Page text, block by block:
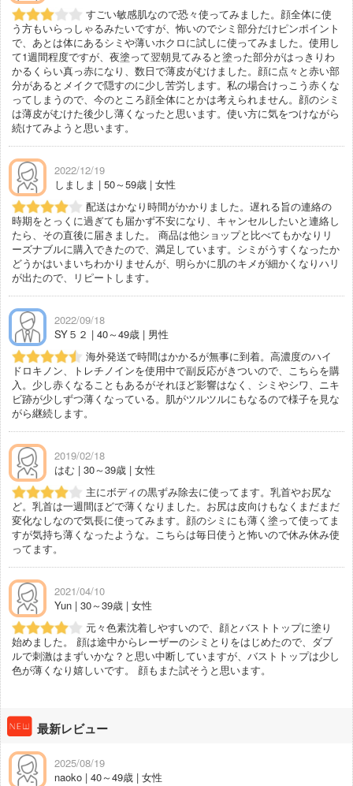
すごい敏感肌なので恐々使ってみました。顔全体に使
う方もいらっしゃるみたいですが、怖いのでシミ部分だけピンポイント
で、あとは体にあるシミや薄いホクロに試しに使ってみました。使用し
て1週間程度ですが、夜塗って翌朝見てみると塗った部分がはっきりわ
かるくらい真っ赤になり、数日で薄皮がむけました。顔に点々と赤い部
分があるとメイクで隠すのに少し苦労します。私の場合けっこう赤くな
ってしまうので、今のところ顔全体にとかは考えられません。顔のシミ
は薄皮がむけた後少し薄くなったと思います。使い方に気をつけながら
続けてみようと思います。
2022/12/19
しましま | 50～59歳 | 女性
配送はかなり時間がかかりました。遅れる旨の連絡の
時期をとっくに過ぎても届かず不安になり、キャンセルしたいと連絡し
たら、その直後に届きました。 商品は他ショップと比べてもかなりリ
ーズナブルに購入できたので、満足しています。シミがうすくなったか
どうかはいまいちわかりませんが、明らかに肌のキメが細かくなりハリ
が出たので、リピートします。
2022/09/18
SY５２ | 40～49歳 | 男性
海外発送で時間はかかるが無事に到着。高濃度のハイ
ドロキノン、トレチノインを使用中で副反応がきついので、こちらを購
入。少し赤くなることもあるがそれほど影響はなく、シミやシワ、ニキ
ビ跡が少しずつ薄くなっている。肌がツルツルにもなるので様子を見な
がら継続します。
2019/02/18
はむ | 30～39歳 | 女性
主にボディの黒ずみ除去に使ってます。乳首やお尻な
ど。乳首は一週間ほどで薄くなりました。お尻は皮向けもなくまだまだ
変化なしなので気長に使ってみます。顔のシミにも薄く塗って使ってま
すが気持ち薄くなったような。こちらは毎日使うと怖いので休み休み使
ってます。
2021/04/10
Yun | 30～39歳 | 女性
元々色素沈着しやすいので、顔とバストトップに塗り
始めました。 顔は途中からレーザーのシミとりをはじめたので、ダブ
ルで刺激はまずいかな？と思い中断していますが、バストトップは少し
色が薄くなり嬉しいです。 顔もまた試そうと思います。
最新レビュー
2025/08/19
naoko | 40～49歳 | 女性